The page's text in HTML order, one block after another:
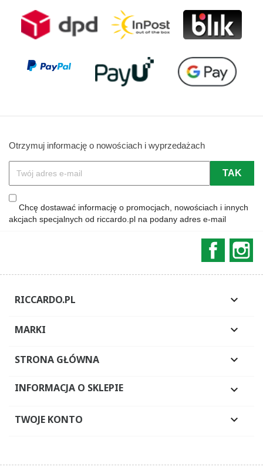
Otrzymuj informację o nowościach i wyprzedażach
Chcę dostawać informację o promocjach, nowościach i innych
akcjach specjalnych od riccardo.pl na podany adres e-mail
RICCARDO.PL 
MARKI 
STRONA GŁÓWNA 
INFORMACJA O SKLEPIE 
TWOJE KONTO 